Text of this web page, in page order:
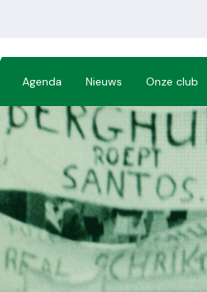
Agenda Nieuws Onze club